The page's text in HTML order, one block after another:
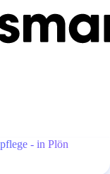
- in Plön